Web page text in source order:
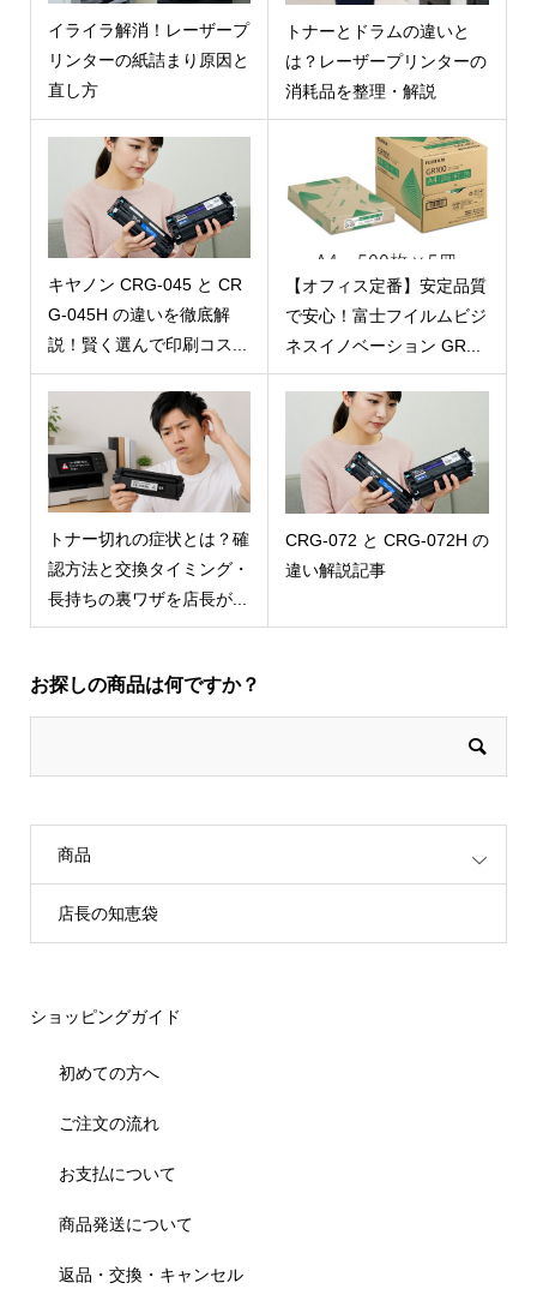
イライラ解消！レーザープ
リンターの紙詰まり原因と
直し方
トナーとドラムの違いと
は？レーザープリンターの
消耗品を整理・解説
キヤノン CRG-045 と CR
G-045H の違いを徹底解
説！賢く選んで印刷コス...
【オフィス定番】安定品質
で安心！富士フイルムビジ
ネスイノベーション GR...
トナー切れの症状とは？確
認方法と交換タイミング・
長持ちの裏ワザを店長が...
CRG-072 と CRG-072H の
違い解説記事
お探しの商品は何ですか？
商品
店長の知恵袋
ショッピングガイド
初めての方へ
ご注文の流れ
お支払について
商品発送について
返品・交換・キャンセル